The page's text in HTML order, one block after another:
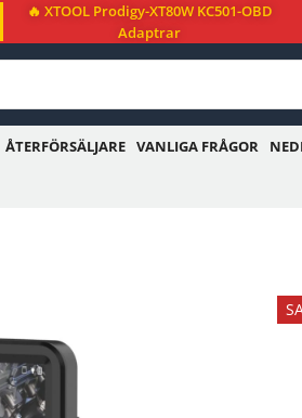
🔥 XTOOL Prodigy-XT80W KC501-OBD
Adaptrar
ÅTERFÖRSÄLJARE VANLIGA FRÅGOR